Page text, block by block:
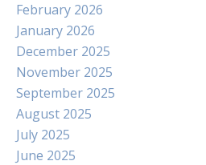
February 2026
January 2026
December 2025
November 2025
September 2025
August 2025
July 2025
June 2025